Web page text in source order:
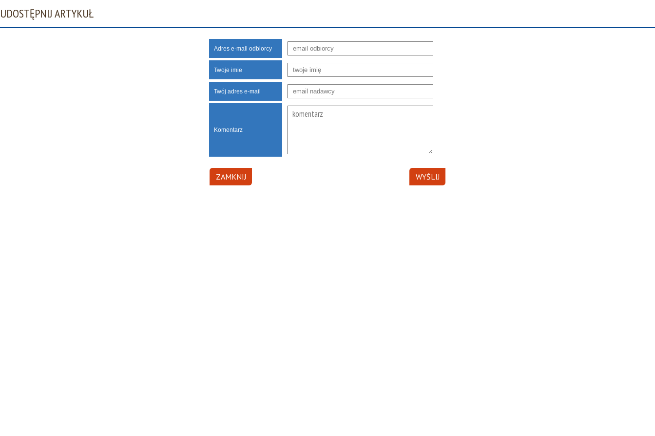
UDOSTĘPNIJ ARTYKUŁ
Adres e-mail odbiorcy
Twoje imie
Twój adres e-mail
Komentarz